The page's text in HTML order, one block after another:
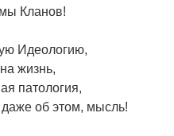
Кланов!
Идеологию,
жизнь,
патология,
даже об этом, мысль!